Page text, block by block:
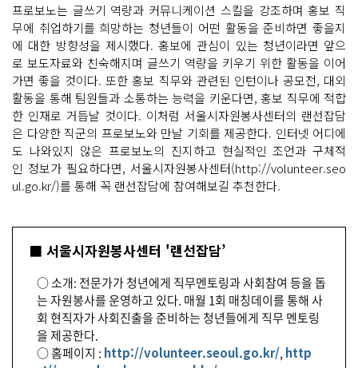
프로보노는 글쓰기 역량과 커뮤니케이션 스킬을 강조하며 홍보 직
무에 취업하기를 희망하는 청년들이 어떤 활동을 준비하면 좋을지
에 대한 방향성을 제시했다. 홍보에 관심이 있는 청년이라면 앞으
로 보도자료와 친숙해지며 글쓰기 역량을 키우기 위한 활동을 이어
가면 좋을 것이다. 또한 홍보 직무와 관련된 인턴이나 공모전, 대외
활동을 통해 팀원들과 소통하는 능력을 키운다면, 홍보 직무에 적합
한 인재로 거듭날 것이다. 이처럼 서울시자원봉사센터의 랜선잡담
은 다양한 직군의 프로보노와 만날 기회를 제공한다. 인터넷 어디에
도 나와있지 않은 프로보노의 진지하고 현실적인 조언과 구체적
인 정보가 필요하다면, 서울시자원봉사센터(http://volunteer.seo
ul.go.kr/)를 통해 꼭 랜선잡담에 참여해보길 추천한다.
■ 서울시자원봉사센터 '랜선잡담’
○ 소개: 전문가가 청년에게 직무멘토링과 사회참여 등을 돕
는 자원봉사를 운영하고 있다. 매월 1회 매칭데이를 통해 사
회 현직자가 사회진출을 준비하는 청년들에게 직무 멘토링
을 제공한다.
○ 홈페이지 : http://volunteer.seoul.go.kr/, http